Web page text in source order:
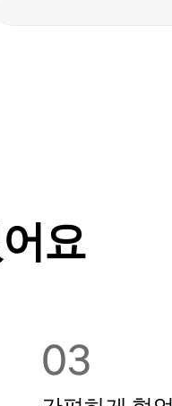
요
03